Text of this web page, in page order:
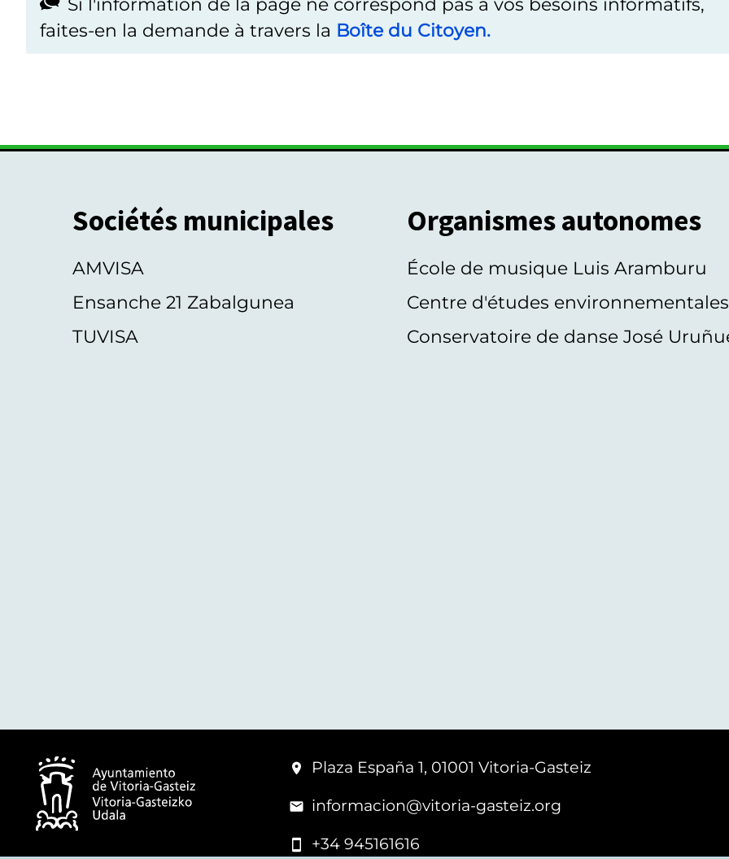
faites-en la demande à travers la Boîte du Citoyen.
Sociétés municipales
AMVISA
Ensanche 21 Zabalgunea
TUVISA
Organismes autonomes
École de musique Luis Aramburu
Centre d'études environnementales
Conservatoire de danse José
Plaza España 1, 01001 Vitoria-Gasteiz
informacion@vitoria-gasteiz.org
+34 945161616